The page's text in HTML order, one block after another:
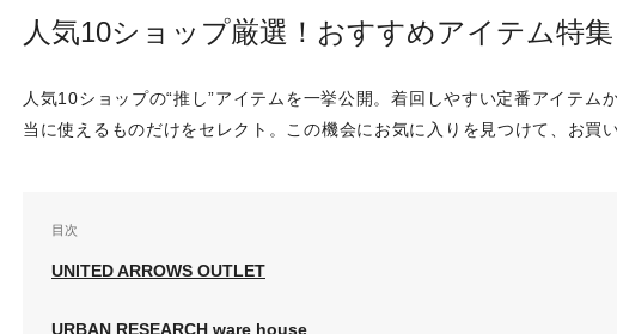
人気10ショップ厳選！おすすめアイテム特集
人気10ショップの“推し”アイテムを一挙公開。着回しやすい定番アイテム
当に使えるものだけをセレクト。この機会にお気に入りを見つけて、お買
目次
UNITED ARROWS OUTLET
URBAN RESEARCH ware house